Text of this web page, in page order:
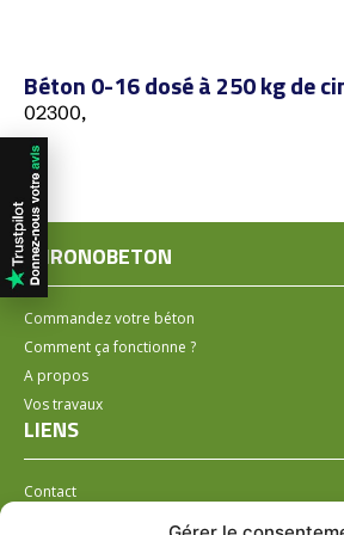
Béton 0-16 dosé à 250 kg de
02300,
CHRONOBETON
Commandez votre béton
Comment ça fonctionne ?
A propos
Vos travaux
LIENS
Contact